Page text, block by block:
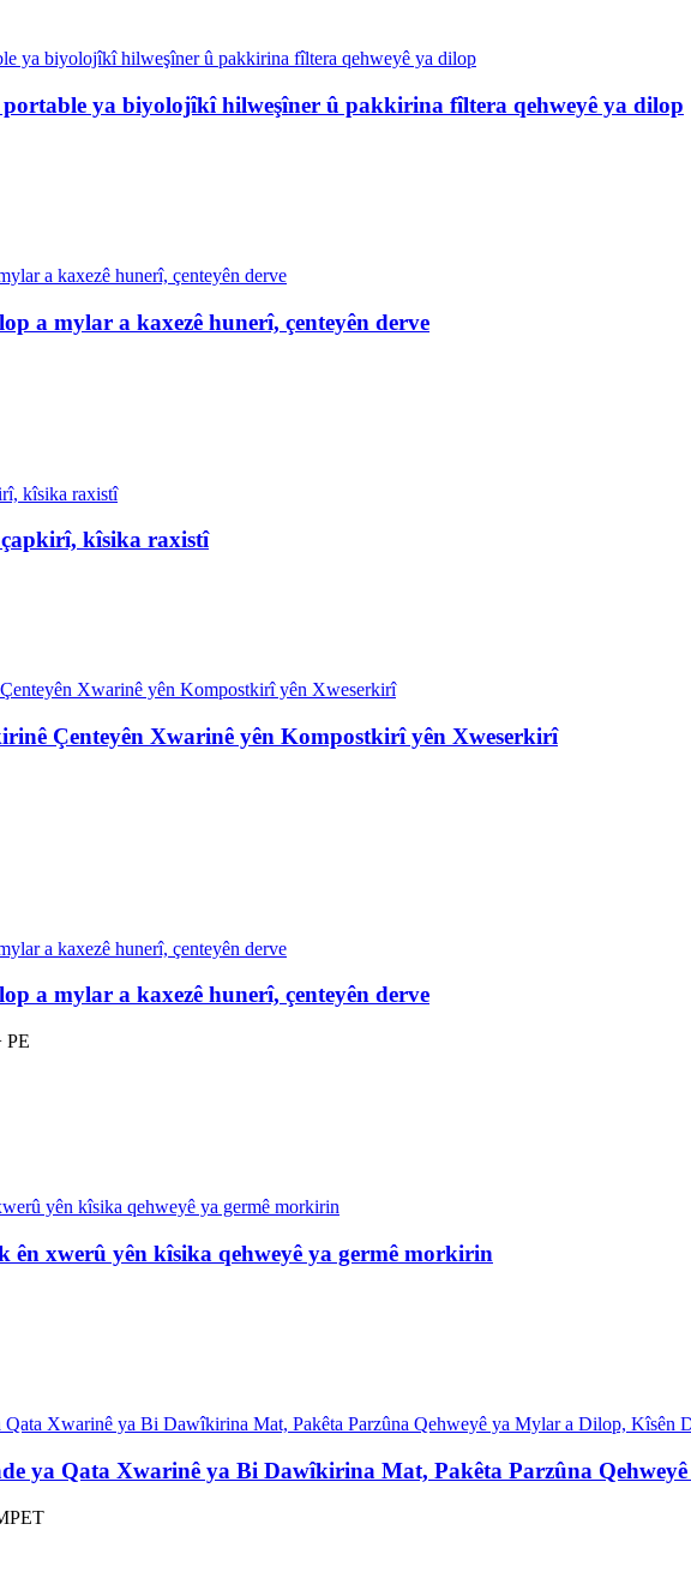
ya biyolojîkî hilweşîner û pakkirina fîltera qehweyê ya dilop
a mylar a kaxezê hunerî, çenteyên derve
kîsika raxistî
Çenteyên Xwarinê yên Kompostkirî yên Xweserkirî
a mylar a kaxezê hunerî, çenteyên derve
PE
ên xwerû yên kîsika qehweyê ya germê morkirin
ya Qata Xwarinê ya Bi Dawîkirina Mat, Pakêta Parzûna